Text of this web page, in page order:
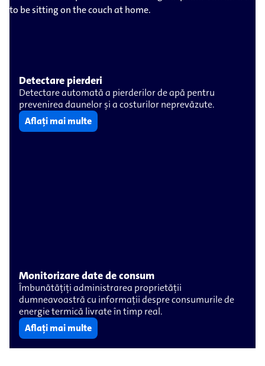
Detectare pierderi
Detectare automată a pierderilor de apă pentru
prevenirea daunelor și a costurilor neprevăzute.
Aflați mai multe
Monitorizare date de consum
Îmbunătățiți administrarea proprietății
dumneavoastră cu informații despre consumurile de
energie termică livrate în timp real.
Aflați mai multe